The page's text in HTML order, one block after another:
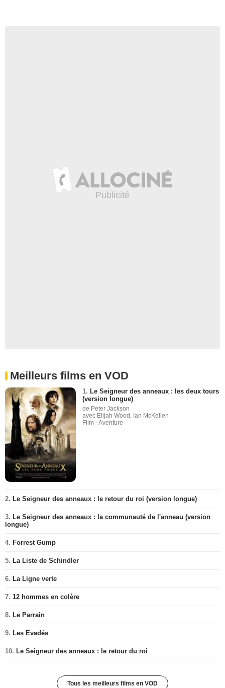
Meilleurs films en VOD
1. Le Seigneur des anneaux : les deux tours
(version longue)
de Peter Jackson
avec Elijah Wood, Ian McKellen
Film - Aventure
2. Le Seigneur des anneaux : le retour du roi (version longue)
3. Le Seigneur des anneaux : la communauté de l'anneau (version
longue)
4. Forrest Gump
5. La Liste de Schindler
6. La Ligne verte
7. 12 hommes en colère
8. Le Parrain
9. Les Evadés
10. Le Seigneur des anneaux : le retour du roi
Tous les meilleurs films en VOD